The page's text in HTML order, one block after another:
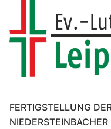
FERTIGSTELLUNG